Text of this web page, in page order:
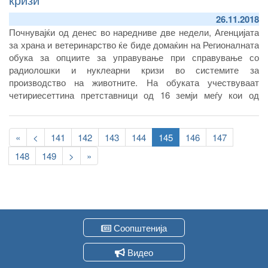
26.11.2018
Почнувајќи од денес во наредниве две недели, Агенцијата
за храна и ветеринарство ќе биде домаќин на Регионалната
обука за опциите за управување при справување со
радиолошки и нуклеарни кризи во системите за
производство на животните. На обуката учествуваат
четириесеттина претставници од 16 земји меѓу кои од
Португалија, соседна Србија, Словенија и други држави.
Pagination
First
page
«
Previous
page
< Page
141 Page
142 Page
143 Page
144
Current
page
145 Page
146 Page
147
Page
148 Page
149
Следна
страна
>
Last
page
»
Соопштенија
Видео